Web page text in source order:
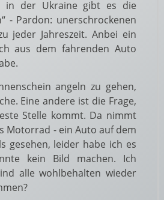
in der Ukraine gibt es die
- Pardon: unerschrockenen
jeder Jahreszeit. Anbei ein
aus dem fahrenden Auto
angeln zu gehen,
Eine andere ist die Frage,
Stelle kommt. Da nimmt
Motorrad - ein Auto auf dem
gesehen, leider habe ich es
kein Bild machen. Ich
alle wohlbehalten wieder